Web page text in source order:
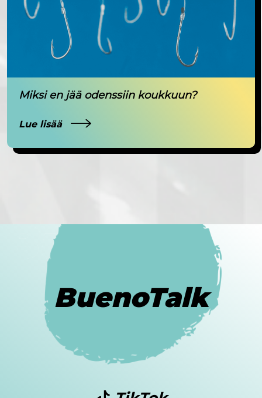
Miksi en jää odenssiin koukkuun?
Lue lisää
BuenoTalk